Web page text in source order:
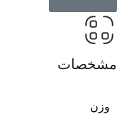
مشخصات
وزن